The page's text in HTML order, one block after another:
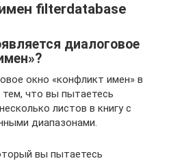
filterdatabase
диалоговое
окно «конфликт имен» в
тем, что вы пытаетесь
листов в книгу с
диапазонами.
вы пытаетесь